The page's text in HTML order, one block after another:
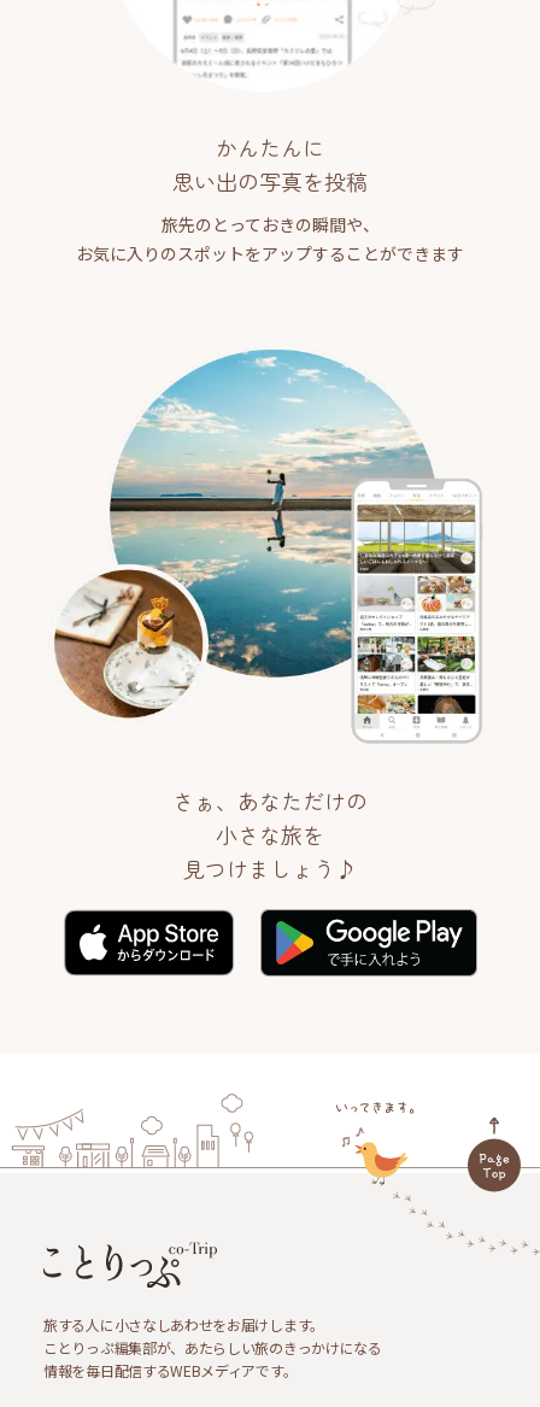
かんたんに
思い出の写真を投稿
旅先のとっておきの瞬間や、
お気に入りのスポットをアップすることができます
さぁ、あなただけの
小さな旅を
見つけましょう♪
旅する人に小さなしあわせをお届けします。
ことりっぷ編集部が、あたらしい旅のきっかけになる
情報を毎日配信するWEBメディアです。